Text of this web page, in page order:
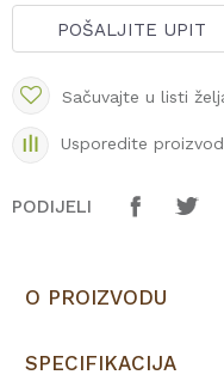
POŠALJITE UPIT
Sačuvajte u listi
Usporedite proizvod
PODIJELI
O PROIZVODU
SPECIFIKACIJA